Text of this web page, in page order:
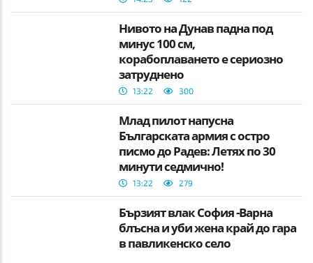
Нивото на Дунав падна под
минус 100 см,
корабоплаването е сериозно
затруднено
13:22 300
Млад пилот напусна
Българската армия с остро
писмо до Радев: Летях по 30
минути седмично!
13:22 279
Бързият влак София -Варна
блъсна и уби жена край до гара
в павликенско село